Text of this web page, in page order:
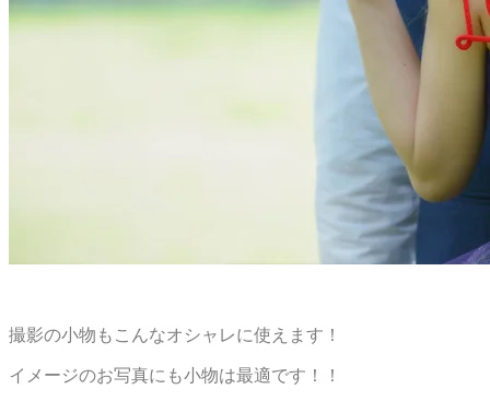
撮影の小物もこんなオシャレに使えます！
イメージのお写真にも小物は最適です！！